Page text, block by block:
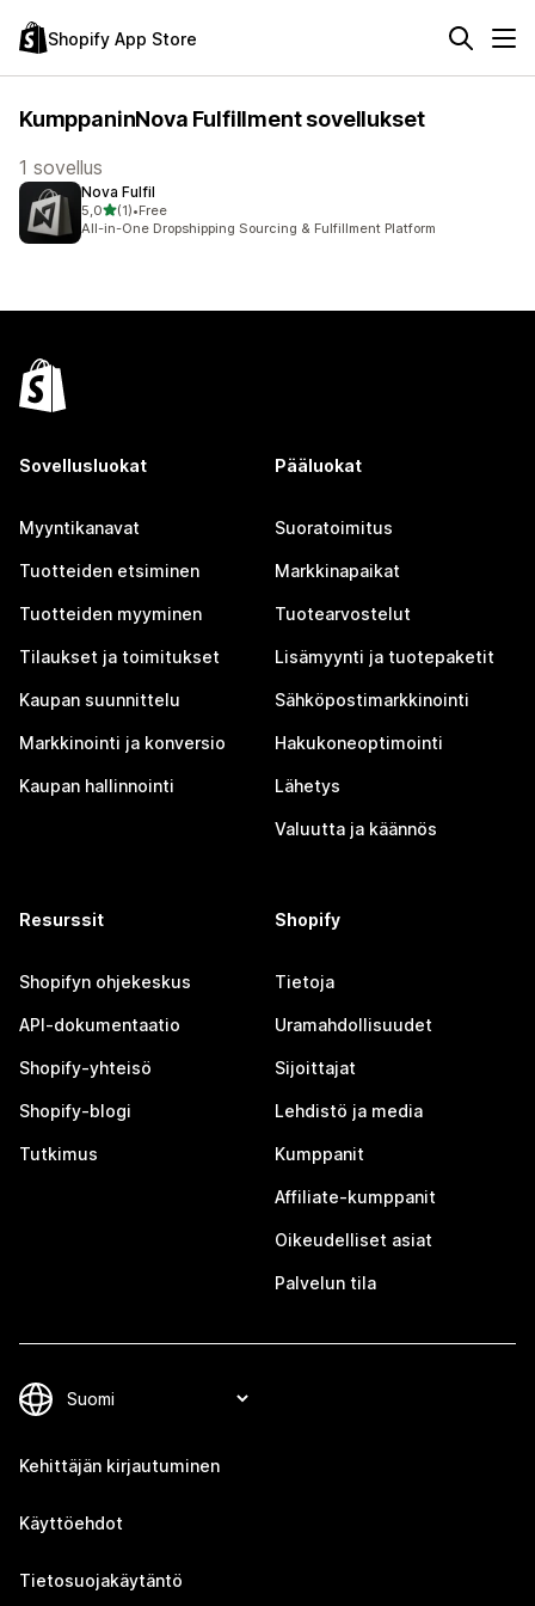
Shopify App Store
KumppaninNova Fulfillment sovellukset
1 sovellus
Nova Fulfil
5,0/ 5 tähteä
(1)
1 arvostelua yhteensä
•Free
All-in-One Dropshipping Sourcing & Fulfillment Platform
Sovellusluokat
Myyntikanavat
Tuotteiden etsiminen
Tuotteiden myyminen
Tilaukset ja toimitukset
Kaupan suunnittelu
Markkinointi ja konversio
Kaupan hallinnointi
Pääluokat
Suoratoimitus
Markkinapaikat
Tuotearvostelut
Lisämyynti ja tuotepaketit
Sähköpostimarkkinointi
Hakukoneoptimointi
Lähetys
Valuutta ja käännös
Resurssit
Shopifyn ohjekeskus
API-dokumentaatio
Shopify-yhteisö
Shopify-blogi
Tutkimus
Shopify
Tietoja
Uramahdollisuudet
Sijoittajat
Lehdistö ja media
Kumppanit
Affiliate-kumppanit
Oikeudelliset asiat
Palvelun tila
Kehittäjän kirjautuminen
Käyttöehdot
Tietosuojakäytäntö